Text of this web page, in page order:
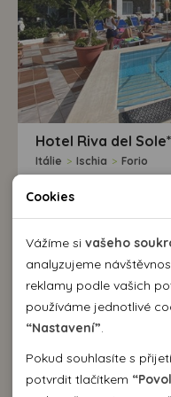
Hotel Riva del
Itálie > Ischia > Forio
polopenze
10.10. - 17.10.26 (8 dní)
16.10. - 23.10.26 (8 dní)
17.10. - 24.10.26 (8 dní)
Cookies
Vážíme si vašeho
analyzujeme
reklamy podle vašich
používáme jednotlivé
“Nastavení”
Pokud souhlasíte s
potvrdit tlačítkem
Nutné cookies
použitelná tak, že
stránky a přístup k
Webová stránka
cookies.
Analytické cookies